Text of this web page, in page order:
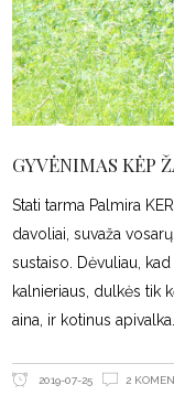
GYVĖNIMAS KĖP
Stati tarma Palmira
davoliai, suvaža
sustaiso. Dėvuliau,
kalnieriaus, dulkės tik
aina, ir kotinus
2019-07-25 2